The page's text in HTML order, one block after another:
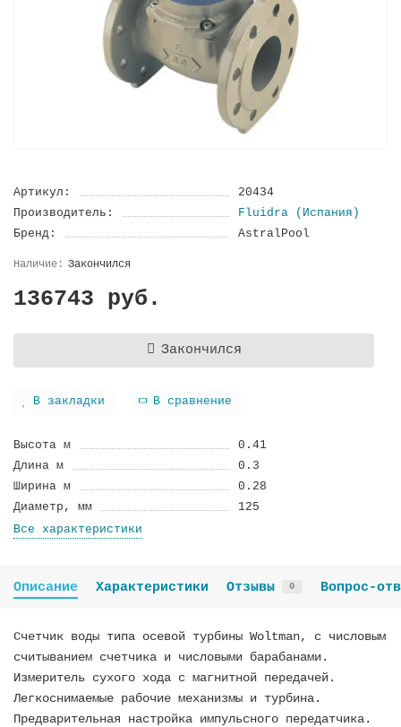
Артикул:
20434
Производитель:
Fluidra (Испания)
Бренд:
AstralPool
Закончился
136743 руб.
Закончился
В закладки В сравнение
Высота м
0.41
Длина м
0.3
Ширина м
0.28
Диаметр, мм
125
Все характеристики
Описание Характеристики Отзывы 0 Вопрос-
Счетчик воды типа осевой турбины Woltman, с числовым
считыванием счетчика и числовыми барабанами.
Измеритель сухого хода с магнитной передачей.
Легкоснимаемые рабочие механизмы и турбина.
Предварительная настройка импульсного передатчика.